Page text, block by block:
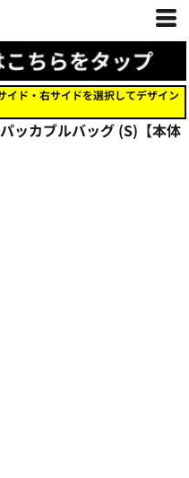
イド・右サイドを選択してデザイン
ッカブルバッグ (S)【本体